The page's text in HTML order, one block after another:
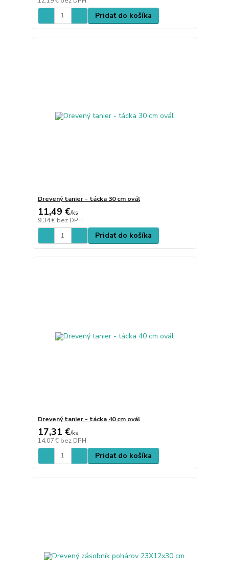
Pridať do košíka
Drevený tanier - tácka 30 cm ovál
11,49 €/ks
9,34 € bez DPH
Pridať do košíka
Drevený tanier - tácka 40 cm ovál
17,31 €/ks
14,07 € bez DPH
Pridať do košíka